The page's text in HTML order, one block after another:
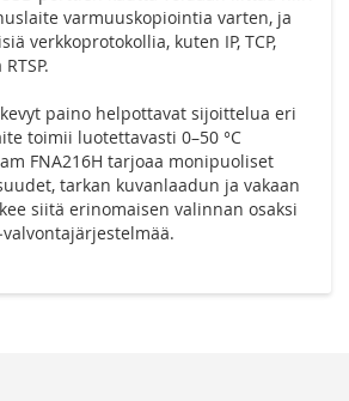
varmuuskopiointia varten, ja
verkkoprotokollia, kuten IP, TCP,
paino helpottavat sijoittelua eri
toimii luotettavasti 0–50 °C
FNA216H tarjoaa monipuoliset
tarkan kuvanlaadun ja vakaan
siitä erinomaisen valinnan osaksi